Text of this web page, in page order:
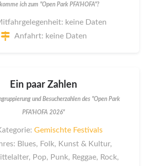
ich zum "Open Park PFA'HOFA"?
keine Daten
Anfahrt: keine Daten
Ein paar Zahlen
und Besucherzahlen des "Open Park
PFA'HOFA 2026"
Gemischte Festivals
Blues, Folk, Kunst & Kultur,
Pop, Punk, Reggae, Rock,